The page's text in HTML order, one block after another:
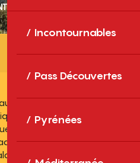
Incontournables
Pass Découvertes
Pyrénées
MER ET MONTAGNE
sommets pyrénéens,
: balades, randonnées,
gastronomie, bien-être,
pour des souvenirs
!